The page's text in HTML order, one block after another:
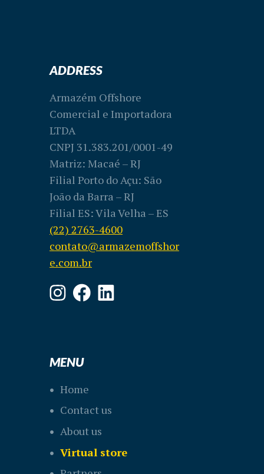
ADDRESS
Armazém Offshore
Comercial e Importadora
LTDA
CNPJ 31.383.201/0001-49
Matriz: Macaé – RJ
Filial Porto do Açu: São
João da Barra – RJ
Filial ES: Vila Velha – ES
(22) 2763-4600
contato@armazemoffshor
e.com.br
MENU
Home
Contact us
About us
Virtual store